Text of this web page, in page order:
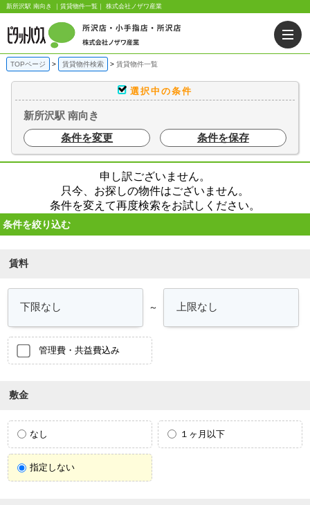
新所沢駅 南向き ｜賃貸物件一覧｜ 株式会社ノザワ産業
TOPページ 賃貸物件検索 賃貸物件一覧
選択中の条件
新所沢駅 南向き
条件を変更
条件を保存
申し訳ございません。
只今、お探しの物件はございません。
条件を変えて再度検索をお試しください。
条件を絞り込む
賃料
～
管理費・共益費込み
敷金
なし １ヶ月以下
指定しない